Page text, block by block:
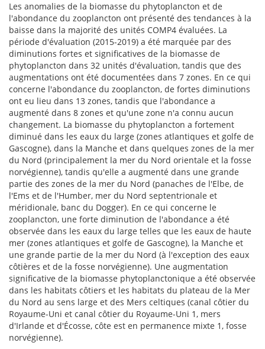
Les anomalies de la biomasse du phytoplancton et de
l'abondance du zooplancton ont présenté des tendances à la
baisse dans la majorité des unités COMP4 évaluées. La
période d'évaluation (2015-2019) a été marquée par des
diminutions fortes et significatives de la biomasse de
phytoplancton dans 32 unités d'évaluation, tandis que des
augmentations ont été documentées dans 7 zones. En ce qui
concerne l'abondance du zooplancton, de fortes diminutions
ont eu lieu dans 13 zones, tandis que l'abondance a
augmenté dans 8 zones et qu'une zone n'a connu aucun
changement. La biomasse du phytoplancton a fortement
diminué dans les eaux du large (zones atlantiques et golfe de
Gascogne), dans la Manche et dans quelques zones de la mer
du Nord (principalement la mer du Nord orientale et la fosse
norvégienne), tandis qu'elle a augmenté dans une grande
partie des zones de la mer du Nord (panaches de l'Elbe, de
l'Ems et de l'Humber, mer du Nord septentrionale et
méridionale, banc du Dogger). En ce qui concerne le
zooplancton, une forte diminution de l'abondance a été
observée dans les eaux du large telles que les eaux de haute
mer (zones atlantiques et golfe de Gascogne), la Manche et
une grande partie de la mer du Nord (à l'exception des eaux
côtières et de la fosse norvégienne). Une augmentation
significative de la biomasse phytoplanctonique a été observée
dans les habitats côtiers et les habitats du plateau de la Mer
du Nord au sens large et des Mers celtiques (canal côtier du
Royaume-Uni et canal côtier du Royaume-Uni 1, mers
d'Irlande et d'Écosse, côte est en permanence mixte 1, fosse
norvégienne).